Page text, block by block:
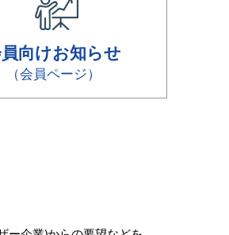
向けお知らせ
（会員ページ）